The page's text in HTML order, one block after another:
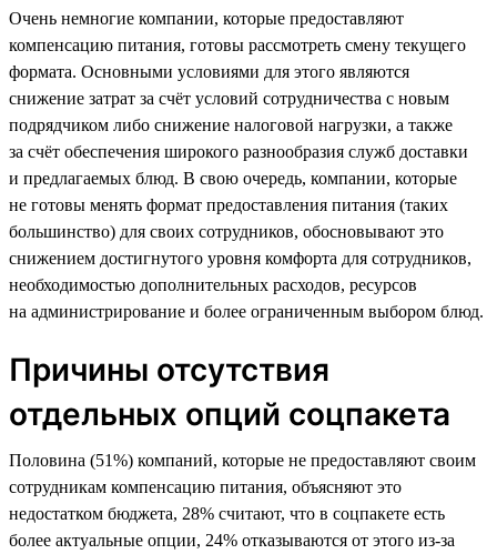
Очень немногие компании, которые предоставляют
компенсацию питания, готовы рассмотреть смену текущего
формата. Основными условиями для этого являются
снижение затрат за счёт условий сотрудничества с новым
подрядчиком либо снижение налоговой нагрузки, а также
за счёт обеспечения широкого разнообразия служб доставки
и предлагаемых блюд. В свою очередь, компании, которые
не готовы менять формат предоставления питания (таких
большинство) для своих сотрудников, обосновывают это
снижением достигнутого уровня комфорта для сотрудников,
необходимостью дополнительных расходов, ресурсов
на администрирование и более ограниченным выбором блюд.
Причины отсутствия
отдельных опций соцпакета
Половина (51%) компаний, которые не предоставляют своим
сотрудникам компенсацию питания, объясняют это
недостатком бюджета, 28% считают, что в соцпакете есть
более актуальные опции, 24% отказываются от этого из-за